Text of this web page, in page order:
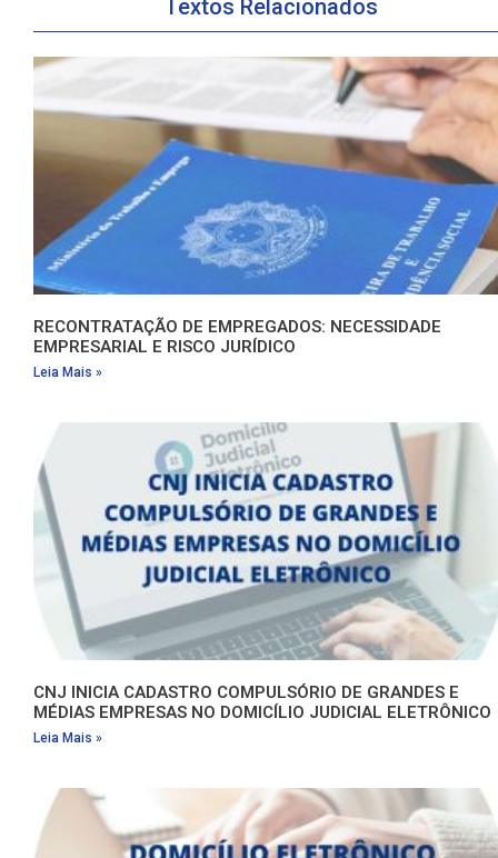
Textos Relacionados
RECONTRATAÇÃO DE EMPREGADOS: NECESSIDADE
EMPRESARIAL E RISCO JURÍDICO
Leia Mais »
CNJ INICIA CADASTRO COMPULSÓRIO DE GRANDES E
MÉDIAS EMPRESAS NO DOMICÍLIO JUDICIAL ELETRÔNICO
Leia Mais »